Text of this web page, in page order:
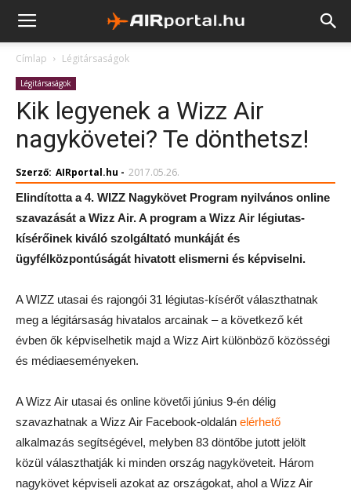
Címlap Légitársaságok
Légitársaságok
Kik legyenek a Wizz Air
nagykövetei? Te dönthetsz!
Szerző: AIRportal.hu - 2017.05.26.
Elindította a 4. WIZZ Nagykövet Program nyilvános online
szavazását a Wizz Air. A program a Wizz Air légiutas-
kísérőinek kiváló szolgáltató munkáját és
ügyfélközpontúságát hivatott elismerni és képviselni.
A WIZZ utasai és rajongói 31 légiutas-kísérőt választhatnak
meg a légitársaság hivatalos arcainak – a következő két
évben ők képviselhetik majd a Wizz Airt különböző közösségi
és médiaeseményeken.
A Wizz Air utasai és online követői június 9-én délig
szavazhatnak a Wizz Air Facebook-oldalán elérhető
alkalmazás segítségével, melyben 83 döntőbe jutott jelölt
közül választhatják ki minden ország nagyköveteit. Három
nagykövet képviseli azokat az országokat, ahol a Wizz Air